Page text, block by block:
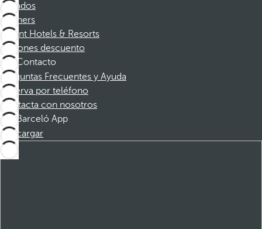
Afiliados
Partners
Dorint Hotels & Resorts
Cupones descuento
Contacto
Preguntas Frecuentes y Ayuda
Reserva por teléfono
Contacta con nosotros
Barceló App
Descargar